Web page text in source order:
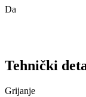
Da
Tehnički
Grijanje